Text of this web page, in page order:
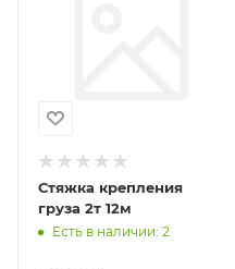
Стяжка крепления
груза 2т 12м
Есть в наличии: 2